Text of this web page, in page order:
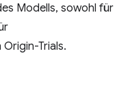
Modells, sowohl für
Trials.